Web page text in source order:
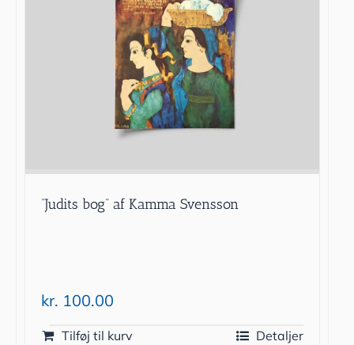
”Judits bog” af Kamma Svensson
kr. 100.00
Tilføj til kurv Detaljer